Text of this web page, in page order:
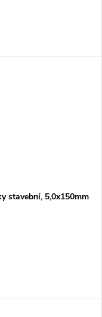
stavební, 5,0x150mm